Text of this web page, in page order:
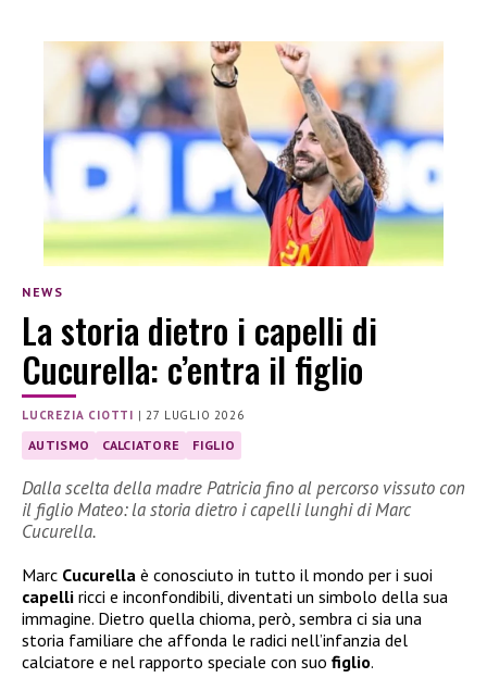
NEWS
La storia dietro i capelli di
Cucurella: c’entra il figlio
LUCREZIA CIOTTI | 27 LUGLIO 2026
AUTISMO CALCIATORE FIGLIO
Dalla scelta della madre Patricia fino al percorso vissuto con
il figlio Mateo: la storia dietro i capelli lunghi di Marc
Cucurella.
Marc Cucurella è conosciuto in tutto il mondo per i suoi
capelli ricci e inconfondibili, diventati un simbolo della sua
immagine. Dietro quella chioma, però, sembra ci sia una
storia familiare che affonda le radici nell’infanzia del
calciatore e nel rapporto speciale con suo figlio.